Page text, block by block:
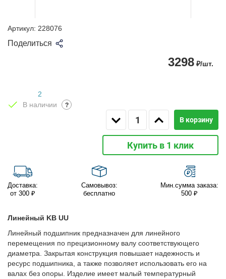
Артикул: 228076
Поделиться
3298 ₽/шт.
2
В наличии
?
В корзину
Купить в 1 клик
Доставка:
от 300 ₽
Самовывоз:
бесплатно
Мин.сумма заказа:
500 ₽
Линейный KB UU
Линейный подшипник предназначен для линейного
перемещения по прецизионному валу соответствующего
диаметра. Закрытая конструкция повышает надежность и
ресурс подшипника, а также позволяет использовать его на
валах без опоры. Изделие имеет малый температурный